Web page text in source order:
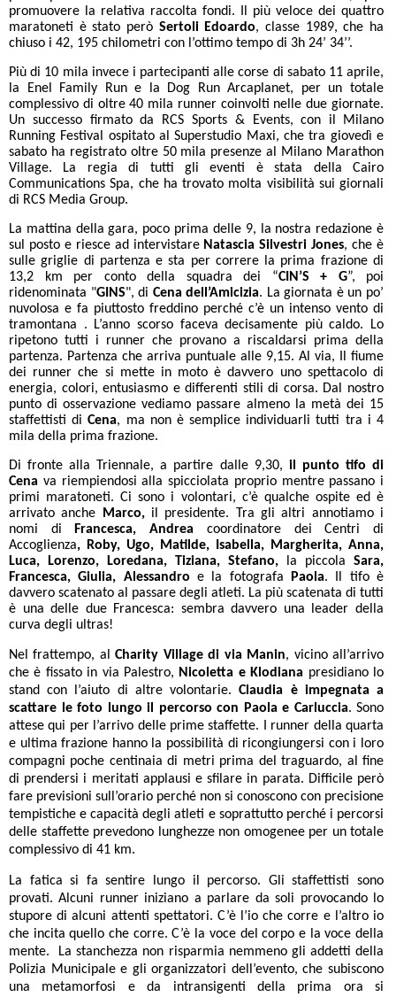
promuovere la relativa raccolta fondi. Il più veloce dei quattro
maratoneti è stato però Sertoli Edoardo, classe 1989, che ha
chiuso i 42, 195 chilometri con l’ottimo tempo di 3h 24’ 34’’.
Più di 10 mila invece i partecipanti alle corse di sabato 11 aprile,
la Enel Family Run e la Dog Run Arcaplanet, per un totale
complessivo di oltre 40 mila runner coinvolti nelle due giornate.
Un successo firmato da RCS Sports & Events, con il
Milano
Running Festival ospitato al Superstudio Maxi, che tra giovedì e
sabato ha registrato oltre 50 mila presenze al Milano Marathon
Village. La regia di tutti gli eventi è stata della Cairo
Communications Spa, che ha trovato molta visibilità sui giornali
di RCS Media Group.
La mattina della gara, poco prima delle 9, la nostra redazione è
sul posto e riesce ad intervistare Natascia Silvestri Jones, che è
sulle griglie di partenza e sta per correre la prima frazione di
13,2 km per conto della squadra dei “CIN’S + G”, poi
ridenominata "GINS", di Cena dell’Amicizia. La giornata è un po’
nuvolosa e fa piuttosto freddino perché c’è un intenso vento di
tramontana . L’anno scorso faceva decisamente più caldo. Lo
ripetono tutti i runner che provano a riscaldarsi prima della
partenza. Partenza che arriva puntuale alle 9,15. Al via, Il fiume
dei runner che si mette in moto è davvero uno spettacolo di
energia, colori, entusiasmo e differenti stili di corsa. Dal nostro
punto di osservazione vediamo passare almeno la metà dei 15
staffettisti diCena, ma non è semplice individuarli tutti tra i 4
mila della prima frazione.
Di fronte alla Triennale, a partire dalle 9,30, il punto tifo di
Cena va riempiendosi alla spicciolata proprio mentre passano i
primi maratoneti. Ci sono i volontari, c’è qualche ospite ed è
arrivato anche
Marco, il presidente. Tra gli altri annotiamo i
nomi di
Francesca, Andrea coordinatore dei Centri di
Accoglienza, Roby, Ugo, Matilde, Isabella, Margherita, Anna,
Luca, Lorenzo, Loredana, Tiziana, Stefano,
la piccola Sara,
Francesca, Giulia, Alessandro e la fotografa Paola. Il tifo è
davvero scatenato al passare degli atleti. La più scatenata di tutti
è una delle due Francesca: sembra davvero una leader della
curva degli ultras!
Nel frattempo, alCharity Village di via Manin, vicino all’arrivo
che è fissato in via Palestro, Nicoletta e Klodiana presidiano lo
stand con l’aiuto di altre volontarie.Claudia è impegnata a
scattare le foto lungo il percorso con Paola e Carluccia. Sono
attese qui per l’arrivo delle prime staffette. I runner della quarta
e ultima frazione hanno la possibilità di ricongiungersi con i loro
compagni poche centinaia di metri prima del traguardo, al fine
di prendersi i meritati applausi e sfilare in parata. Difficile però
fare previsioni sull’orario perché non si conoscono con precisione
tempistiche e capacità degli atleti e soprattutto perché i percorsi
delle staffette prevedono lunghezze non omogenee per un totale
complessivo di 41 km.
La fatica si fa sentire lungo il percorso. Gli staffettisti sono
provati. Alcuni runner iniziano a parlare da soli provocando lo
stupore di alcuni attenti spettatori. C’è l’io che corre e l’altro io
che incita quello che corre. C’è la voce del corpo e la voce della
mente. La stanchezza non risparmia nemmeno gli addetti della
Polizia Municipale e gli organizzatori dell’evento, che subiscono
una metamorfosi e da intransigenti della prima ora si